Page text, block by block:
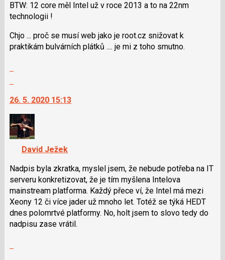
BTW: 12 core měl Intel už v roce 2013 a to na 22nm
technologii !
Chjo ... proč se musí web jako je root.cz snižovat k
praktikám bulvárních plátků .... je mi z toho smutno.
další
nový
názor.
K
navigaci
lze
použít
i
klávesy
N
pro
následující
26. 5. 2020 15:13
David Ježek
Nadpis byla zkratka, myslel jsem, že nebude potřeba na IT
serveru konkretizovat, že je tím myšlena Intelova
mainstream platforma. Každý přece ví, že Intel má mezi
Xeony 12 či více jader už mnoho let. Totéž se týká HEDT
dnes polomrtvé platformy. No, holt jsem to slovo tedy do
nadpisu zase vrátil.